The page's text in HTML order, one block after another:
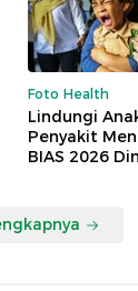
Foto Health
Lindungi
Penyakit
BIAS 2026